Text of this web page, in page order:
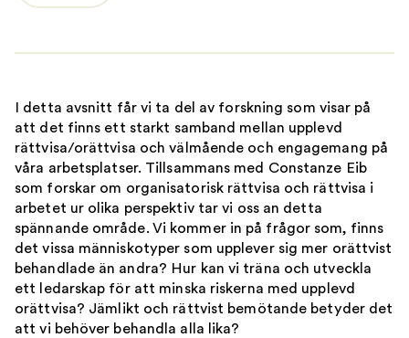
I detta avsnitt får vi ta del av forskning som visar på
att det finns ett starkt samband mellan upplevd
rättvisa/orättvisa och välmående och engagemang på
våra arbetsplatser. Tillsammans med Constanze Eib
som forskar om organisatorisk rättvisa och rättvisa i
arbetet ur olika perspektiv tar vi oss an detta
spännande område. Vi kommer in på frågor som, finns
det vissa människotyper som upplever sig mer orättvist
behandlade än andra? Hur kan vi träna och utveckla
ett ledarskap för att minska riskerna med upplevd
orättvisa? Jämlikt och rättvist bemötande betyder det
att vi behöver behandla alla lika?